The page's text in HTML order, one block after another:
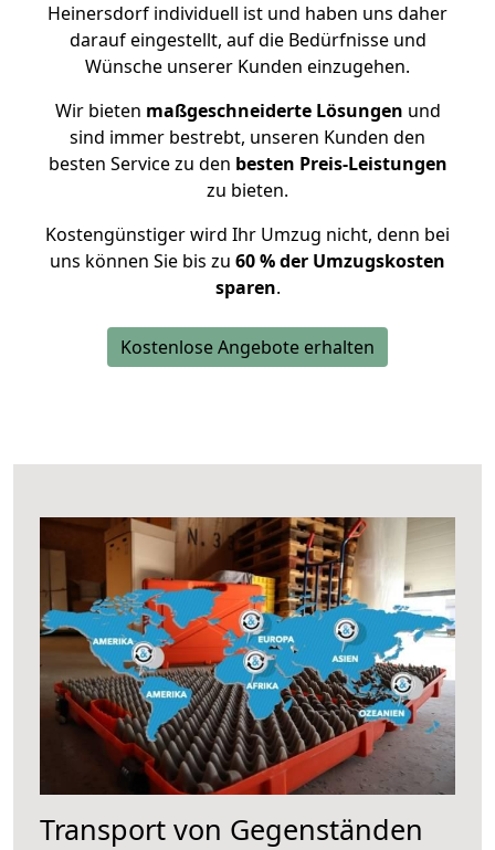
Heinersdorf individuell ist und haben uns daher
darauf eingestellt, auf die Bedürfnisse und
Wünsche unserer Kunden einzugehen.
Wir bieten maßgeschneiderte Lösungen und
sind immer bestrebt, unseren Kunden den
besten Service zu den besten Preis-Leistungen
zu bieten.
Kostengünstiger wird Ihr Umzug nicht, denn bei
uns können Sie bis zu 60 % der Umzugskosten
sparen.
Kostenlose Angebote erhalten
Transport von Gegenständen